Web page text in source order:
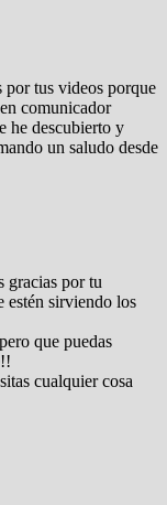
tus videos porque
comunicador
he descubierto y
un saludo desde
gracias por tu
estén sirviendo los
que puedas
cualquier cosa